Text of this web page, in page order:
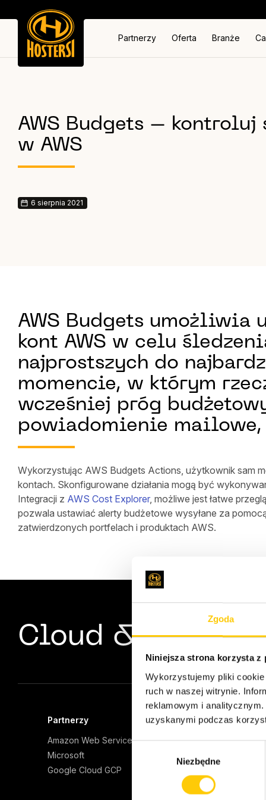
Zgoda
Niniejsza strona korzysta z
Wykorzystujemy pliki
ruch w naszej witrynie.
reklamowym i
uzyskanymi podczas
Niezbędne
Partnerzy Oferta Branże
AWS Budgets – kontroluj
w AWS
6 sierpnia 2021
AWS Budgets umożliwia
kont AWS w celu
najprostszych do
momencie, w którym
wcześniej próg
powiadomienie mailowe,
Wykorzystując AWS Budgets Actions, użytkownik sam
kontach. Skonfigurowane działania mogą być
Integracji z AWS Cost Explorer, możliwe jest łatwe
pozwala ustawiać alerty budżetowe wysyłane za
zatwierdzonych portfelach i produktach AWS.
Cloud & Server
Partnerzy
Amazon Web Services
Microsoft
Google Cloud GCP
Oferta